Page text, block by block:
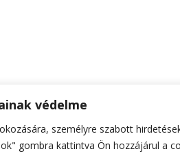
védelme
személyre szabott
gombra kattintva Ön hozzájárul a
. Minden jog fenntartva.Hello